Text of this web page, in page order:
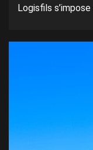
Logisfils s’impose